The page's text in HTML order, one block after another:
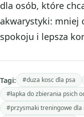
dla osób, które
akwarystyki: mniej
spokoju i lepsza
Tagi: #duza kosc dla psa
#łapka do zbierania psich
#przysmaki treningowe dla